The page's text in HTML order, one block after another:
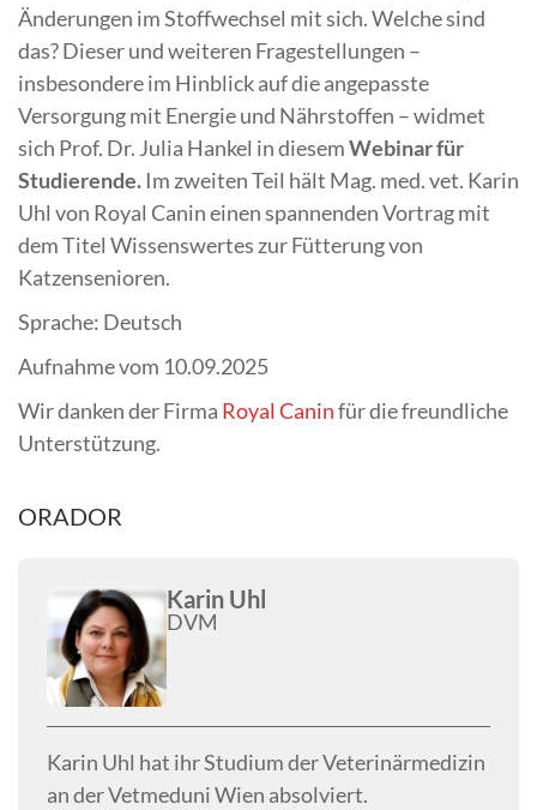
Änderungen im Stoffwechsel mit sich. Welche sind
das? Dieser und weiteren Fragestellungen –
insbesondere im Hinblick auf die angepasste
Versorgung mit Energie und Nährstoffen – widmet
sich Prof. Dr. Julia Hankel in diesemWebinar für
Studierende. Im zweiten Teil hält Mag. med. vet. Karin
Uhl von Royal Canin einen spannenden Vortrag mit
dem Titel Wissenswertes zur Fütterung von
Katzensenioren.
Sprache: Deutsch
Aufnahme vom 10.09.2025
Wir danken der Firma Royal Caninfür die freundliche
Unterstützung.
ORADOR
Karin Uhl
DVM
Karin Uhl hat ihr Studium der Veterinärmedizin
an der Vetmeduni Wien absolviert.